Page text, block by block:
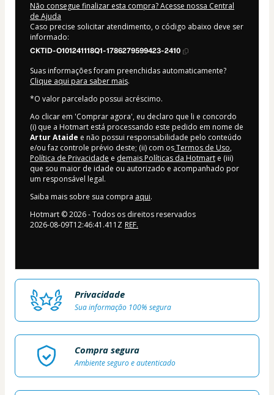
Não consegue finalizar esta compra? Acesse nossa Central
de Ajuda
Caso precise solicitar atendimento, o código abaixo deve ser
informado:
CKTID-O101241118Q1-1786279599423-2410
Suas informações foram preenchidas automaticamente?
Clique aqui para saber mais.
*O valor parcelado possui acréscimo.
Ao clicar em 'Comprar agora', eu declaro que li e concordo
(i) que a Hotmart está processando este pedido em nome de
Artur Ataide e não possui responsabilidade pelo conteúdo
e/ou faz controle prévio deste; (ii) com osTermos de Uso,
Política de Privacidade e demais Políticas da Hotmart e (iii)
que sou maior de idade ou autorizado e acompanhado por
um responsável legal.
Saiba mais sobre sua compra aqui.
Hotmart ©2026- Todos os direitos reservados
2026-08-09T12:46:41.411Z REF.
Privacidade
Sua informação 100% segura
Compra segura
Ambiente seguro e autenticado